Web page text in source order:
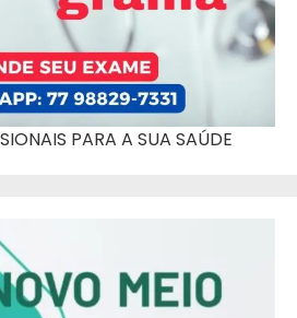
PARA A SUA SAÚDE